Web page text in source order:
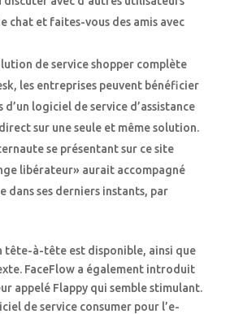
chat et faites-vous des amis avec
de service shopper complète
les entreprises peuvent bénéficier
d’un logiciel de service d’assistance
sur une seule et même solution.
se présentant sur ce site
libérateur» aurait accompagné
dans ses derniers instants, par
tête-à-tête est disponible, ainsi que
FaceFlow a également introduit
appelé Flappy qui semble stimulant.
de service consumer pour l’e-